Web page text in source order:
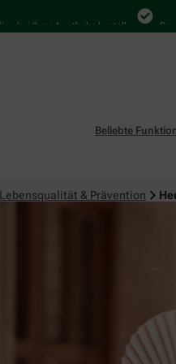
Apotheke bestellen Bequem
Beliebte
Lebensqualität & Prävention